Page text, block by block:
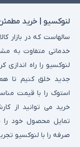
لنوکسیو | خرید
سالهاست که در بازار
خدماتی متفاوت به
لنوکسیو را راه اندازی
جدید خلق کنیم تا همه
استوک را با قیمت
خرید می توانید از
تمایل محصول خود
صرفه را با لنوکسیو